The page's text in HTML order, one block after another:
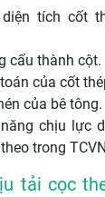
tích cốt
cấu thành cột.
của cốt
của bê tông.
chịu lực
trong
tải cọc